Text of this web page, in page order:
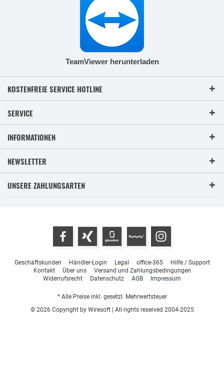
TeamViewer herunterladen
KOSTENFREIE SERVICE HOTLINE
SERVICE
INFORMATIONEN
NEWSLETTER
UNSERE ZAHLUNGSARTEN
Geschäftskunden Händler-Login Legal office-365
Hilfe / Support
Kontakt
Über uns
Versand und Zahlungsbedingungen
Widerrufsrecht
Datenschutz AGB Impressum
* Alle Preise inkl. gesetzl. Mehrwertsteuer
© 2026 Copyright by Wiresoft | All rights reserved 2004-2025